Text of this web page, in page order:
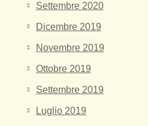
Settembre 2020
Dicembre 2019
Novembre 2019
Ottobre 2019
Settembre 2019
Luglio 2019